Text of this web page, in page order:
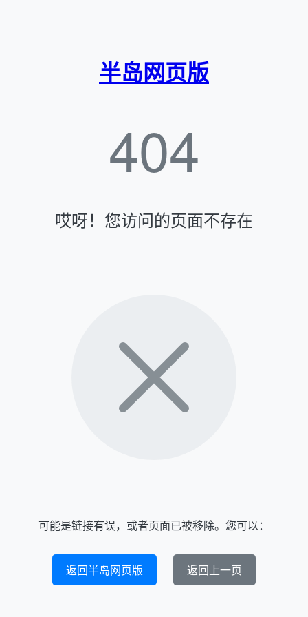
半岛网页版
404
哎呀！您访问的页面不存在
可能是链接有误，或者页面已被移除。您可以：
返回半岛网页版 返回上一页